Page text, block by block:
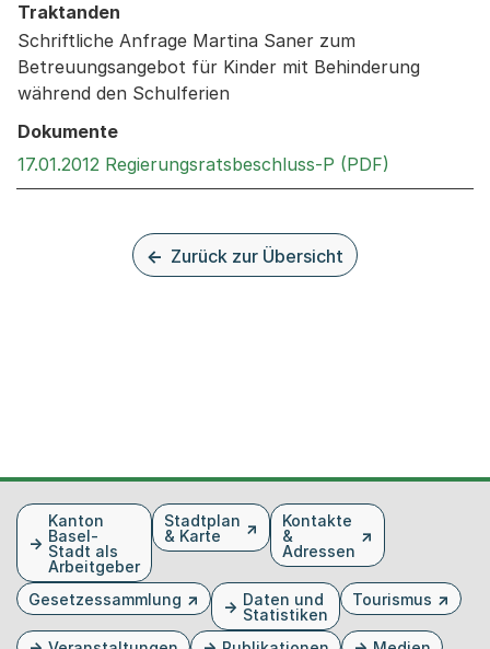
Traktanden
Schriftliche Anfrage Martina Saner zum
Betreuungsangebot für Kinder mit Behinderung
während den Schulferien
Dokumente
17.01.2012 Regierungsratsbeschluss-P (PDF)
Zurück zur Übersicht
FusszeileKanton
Basel-
Stadt als
Arbeitgeber
Stadtplan
& Karte
Kontakte
&
Adressen
Gesetzessammlung
Daten und
Statistiken
Tourismus